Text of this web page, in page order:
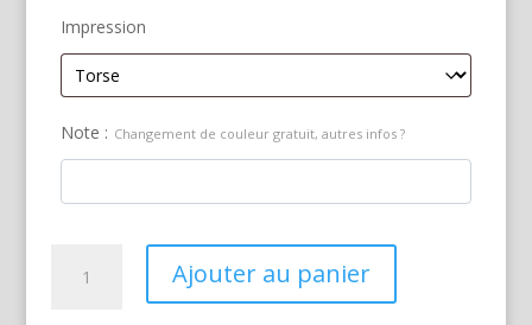
Impression
Note : Changement de couleur gratuit, autres infos ?
Ajouter au panier